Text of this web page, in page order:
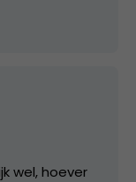
wel, hoever